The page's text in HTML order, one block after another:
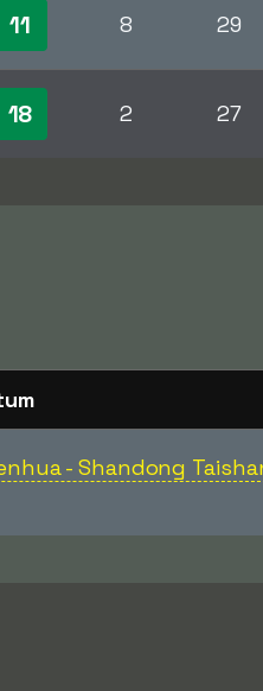
11 8 29
18 2 27
- Shandong